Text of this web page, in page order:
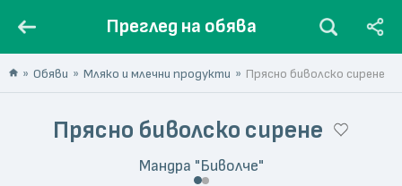
Преглед на обява
Обяви Мляко и млечни продукти Прясно биволско сирене
Прясно биволско сирене
Мандра "Биволче"